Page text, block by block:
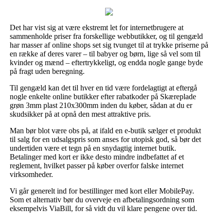
Det har vist sig at være ekstremt let for internetbrugere at
sammenholde priser fra forskellige webbutikker, og til gengæld
har masser af online shops set sig tvunget til at trykke priserne på
en række af deres varer – til babyer og børn, lige så vel som til
kvinder og mænd – eftertrykkeligt, og endda nogle gange byde
på fragt uden beregning.
Til gengæld kan det til hver en tid være fordelagtigt at eftergå
nogle enkelte online butikker efter rabatkoder på Skæreplade
grøn 3mm plast 210x300mm inden du køber, sådan at du er
skudsikker på at opnå den mest attraktive pris.
Man bør blot være obs på, at ifald en e-butik sælger et produkt
til salg for en udsalgspris som anses for utopisk god, så bør det
undertiden være et tegn på en snydagtig internet butik.
Betalinger med kort er ikke desto mindre indbefattet af et
reglement, hvilket passer på køber overfor falske internet
virksomheder.
Vi går generelt ind for bestillinger med kort eller MobilePay.
Som et alternativ bør du overveje en afbetalingsordning som
eksempelvis ViaBill, for så vidt du vil klare pengene over tid.